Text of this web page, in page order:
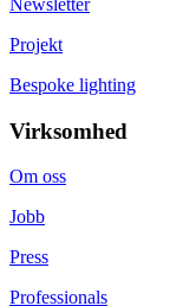
Projekt
Bespoke lighting
Virksomhed
Om oss
Jobb
Press
Professionals